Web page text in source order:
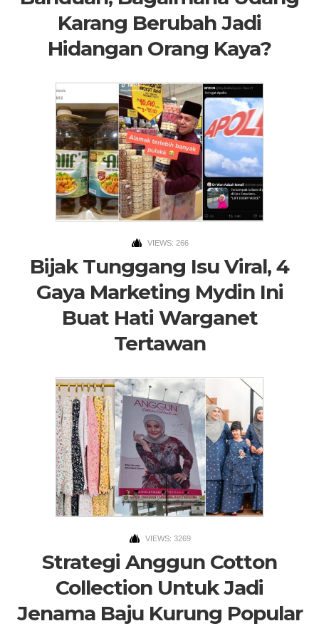
Karang Berubah Jadi
Hidangan Orang Kaya?
VIEWS: 266
Bijak Tunggang Isu Viral, 4
Gaya Marketing Mydin Ini
Buat Hati Warganet
Tertawan
VIEWS: 3269
Strategi Anggun Cotton
Collection Untuk Jadi
Jenama Baju Kurung Popular